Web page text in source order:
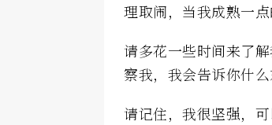
理取闹，当我成熟一
请多花一些时间来了
察我，我会告诉你什么
请记住，我很坚强，